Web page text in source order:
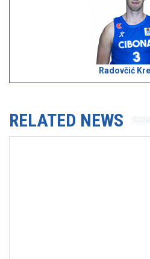
Radovčić
RELATED NEWS